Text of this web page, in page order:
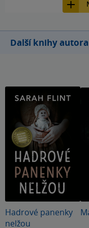
Další knihy autora
Hadrové panenky
nelžou